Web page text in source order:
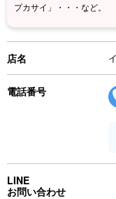
プカサイ」・・・など。
店名
電話番号
LINE
お問い合わせ